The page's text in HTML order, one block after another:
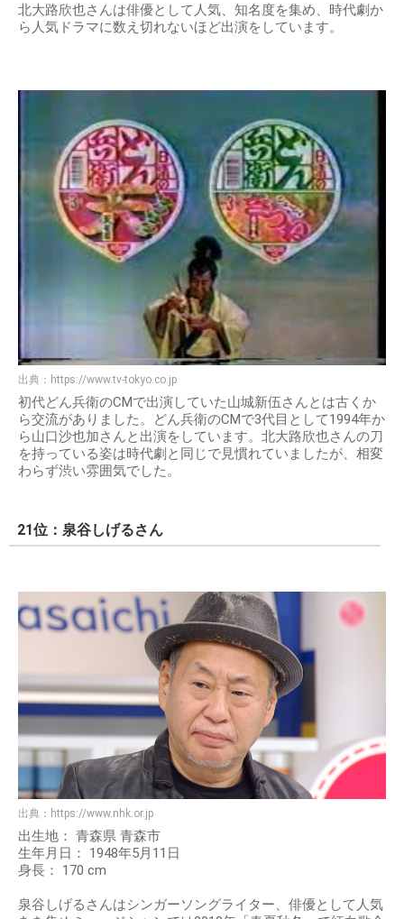
北大路欣也さんは俳優として人気、知名度を集め、時代劇か
ら人気ドラマに数え切れないほど出演をしています。
出典： https://www.tv-tokyo.co.jp
初代どん兵衛のCMで出演していた山城新伍さんとは古くか
ら交流がありました。どん兵衛のCMで3代目として1994年か
ら山口沙也加さんと出演をしています。北大路欣也さんの刀
を持っている姿は時代劇と同じで見慣れていましたが、相変
わらず渋い雰囲気でした。
21位：泉谷しげるさん
出典： https://www.nhk.or.jp
出生地： 青森県 青森市
生年月日： 1948年5月11日
身長： 170 cm
泉谷しげるさんはシンガーソングライター、俳優として人気